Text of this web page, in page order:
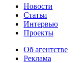
Новости
Статьи
Интервью
Проекты
Об агентстве
Реклама